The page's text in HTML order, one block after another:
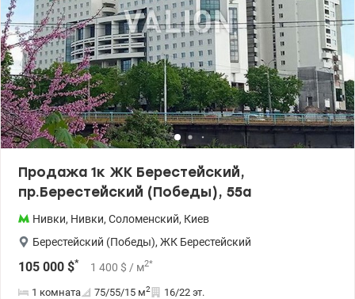
Продажа 1к ЖК Берестейский,
пр.Берестейский (Победы), 55а
Нивки, Нивки, Соломенский, Киев
Берестейский (Победы), ЖК Берестейский
105 000 $* 1 400 $ / м2*
1 комната 75/55/15 м2 16/22 эт.